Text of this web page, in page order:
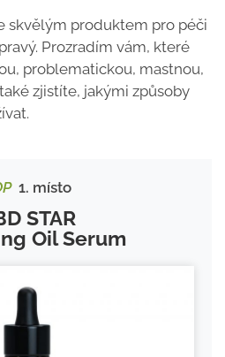
skvělým produktem pro péči
Prozradím vám, které
problematickou, mastnou,
zjistíte, jakými způsoby
1. místo
STAR
Oil Serum